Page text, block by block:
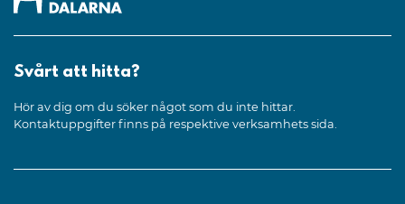
Svårt att hitta?
Hör av dig om du söker något som du inte hittar.
Kontaktuppgifter finns på respektive verksamhets sida.